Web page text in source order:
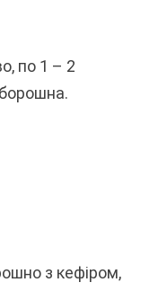
по 1 – 2
з кефіром,